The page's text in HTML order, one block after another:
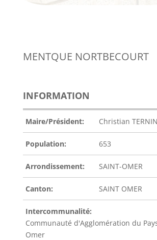
MENTQUE NORTBECOURT
INFORMATION
Maire/Président: Christian
Population: 653
Arrondissement: SAINT-OMER
Canton: SAINT OMER
Intercommunalité:
Communauté d'Agglomération du
Omer